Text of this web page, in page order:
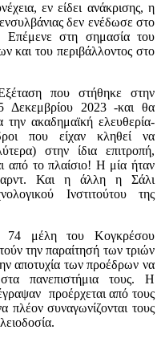
εν είδει ανάκρισης, η
δεν ενέδωσε στο
Επέμενε στη σημασία του
και του περιβάλλοντος στο
που στήθηκε στην
Δεκεμβρίου 2023 -και θα
την ακαδημαϊκή ελευθερία-
που είχαν κληθεί να
στην ίδια επιτροπή,
από το πλαίσιο! Η μία ήταν
Και η άλλη η Σάλι
Ινστιτούτου της
74 μέλη του Κογκρέσου
την παραίτησή των τριών
αποτυχία των προέδρων να
στα πανεπιστήμια τους. Η
προέρχεται από τους
πλέον συναγωνίζονται τους